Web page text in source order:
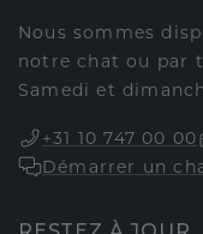
Nous sommes
notre chat ou par
Samedi et
+31 10 747 00 00
Démarrer un